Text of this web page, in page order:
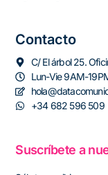
Contacto
C/ El árbol 25.
Lun-Vie 9AM-
+34 682 596 509
Suscríbete a